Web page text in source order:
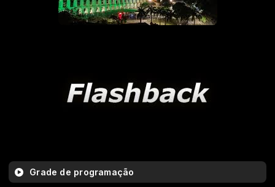
Grade de programação